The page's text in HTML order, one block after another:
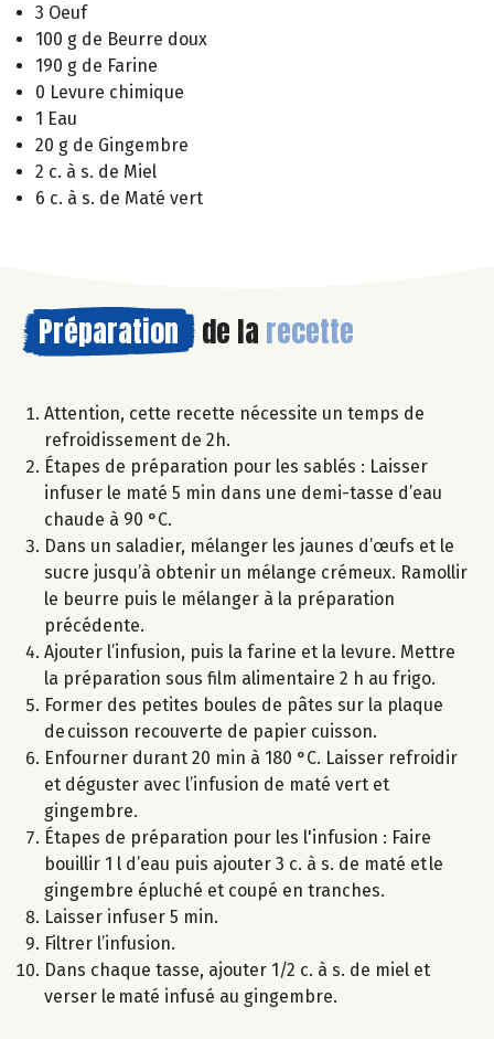
3 Oeuf
100 g de Beurre doux
190 g de Farine
0 Levure chimique
1 Eau
20 g de Gingembre
2 c. à s. de Miel
6 c. à s. de Maté vert
Préparation de la recette
Attention, cette recette nécessite un temps de
refroidissement de 2h.
Étapes de préparation pour les sablés : Laisser
infuser le maté 5 min dans une demi-tasse d’eau
chaude à 90 °C.
Dans un saladier, mélanger les jaunes d’œufs et le
sucre jusqu’à obtenir un mélange crémeux. Ramollir
le beurre puis le mélanger à la préparation
précédente.
Ajouter l’infusion, puis la farine et la levure. Mettre
la préparation sous film alimentaire 2 h au frigo.
Former des petites boules de pâtes sur la plaque
de cuisson recouverte de papier cuisson.
Enfourner durant 20 min à 180 °C. Laisser refroidir
et déguster avec l’infusion de maté vert et
gingembre.
Étapes de préparation pour les l'infusion : Faire
bouillir 1 l d’eau puis ajouter 3 c. à s. de maté et le
gingembre épluché et coupé en tranches.
Laisser infuser 5 min.
Filtrer l’infusion.
Dans chaque tasse, ajouter 1/2 c. à s. de miel et
verser le maté infusé au gingembre.